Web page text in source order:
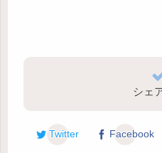
シェ
Twitter Facebook